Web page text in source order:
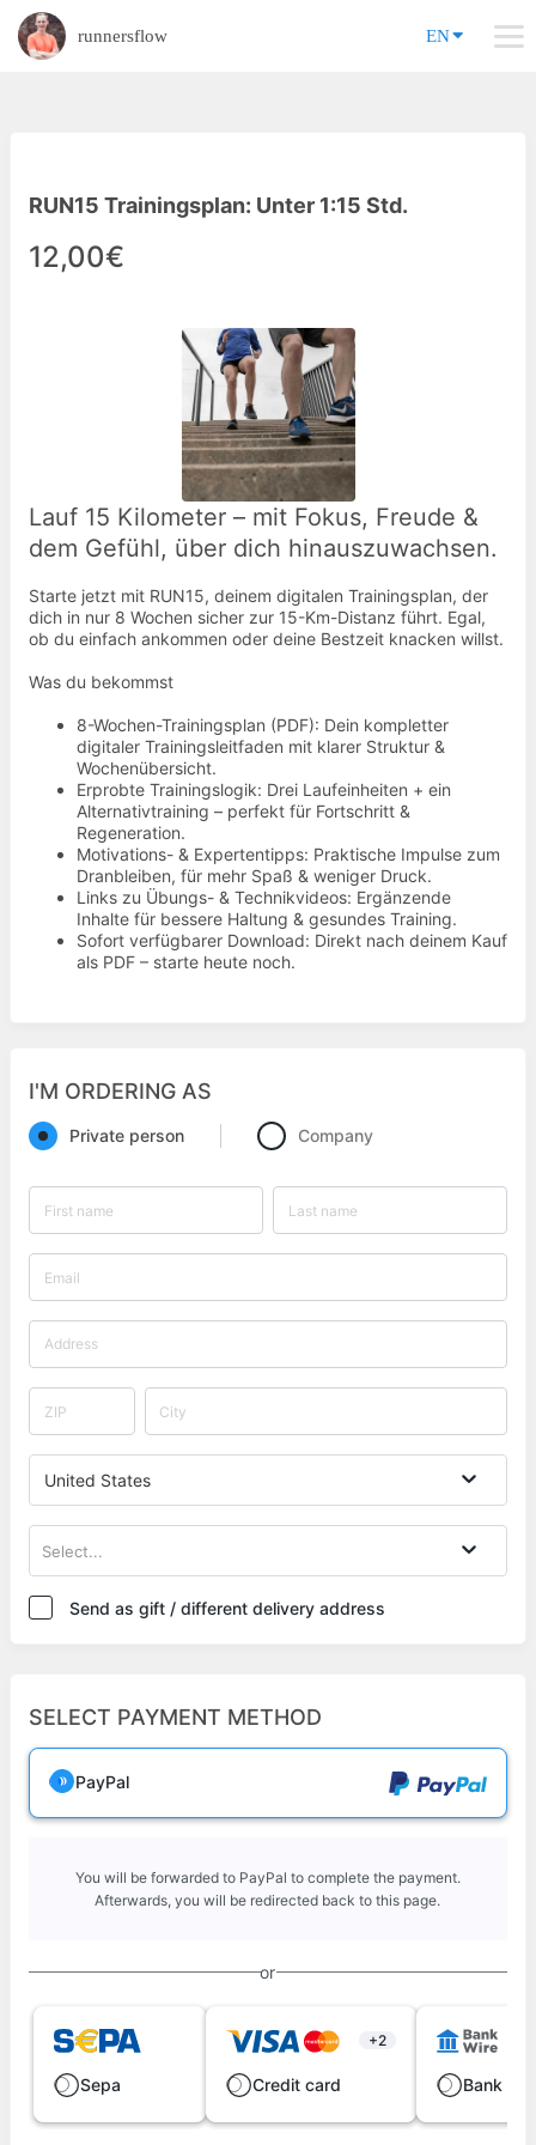
runnersflow EN
RUN15 Trainingsplan: Unter 1:15 Std.
12,00€
Lauf 15 Kilometer – mit Fokus, Freude &
dem Gefühl, über dich hinauszuwachsen.
Starte jetzt mit RUN15, deinem digitalen Trainingsplan, der
dich in nur 8 Wochen sicher zur 15-Km-Distanz führt. Egal,
ob du einfach ankommen oder deine Bestzeit knacken willst.
Was du bekommst
8-Wochen-Trainingsplan (PDF): Dein kompletter
digitaler Trainingsleitfaden mit klarer Struktur &
Wochenübersicht.
Erprobte Trainingslogik: Drei Laufeinheiten + ein
Alternativtraining – perfekt für Fortschritt &
Regeneration.
Motivations- & Expertentipps: Praktische Impulse zum
Dranbleiben, für mehr Spaß & weniger Druck.
Links zu Übungs- & Technikvideos: Ergänzende
Inhalte für bessere Haltung & gesundes Training.
Sofort verfügbarer Download: Direkt nach deinem Kauf
als PDF – starte heute noch.
I'M ORDERING AS
Private person Company
United States
Select...
Send as gift / different delivery address
SELECT PAYMENT METHOD
PayPal
You will be forwarded to PayPal to complete the payment.
Afterwards, you will be redirected back to this page.
or
Sepa
+2
Credit card Bank